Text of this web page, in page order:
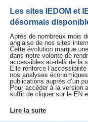
Les sites IEDOM et
désormais
Après de nombreux mois
anglaise de nos sites
Cette évolution marque
dans notre volonté de
accessibles au-delà de la
Elle renforce
nos analyses
publications auprès d’un
Pour accéder à la version
suffit de cliquer sur le EN
Lire la suite